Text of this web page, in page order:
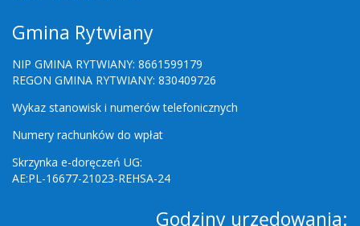
Gmina Rytwiany
NIP GMINA RYTWIANY: 8661599179
REGON GMINA RYTWIANY: 830409726
Wykaz stanowisk i numerów telefonicznych
Numery rachunków do wpłat
Skrzynka e-doręczeń UG:
AE:PL-16677-21023-REHSA-24
Godziny urzędowania: